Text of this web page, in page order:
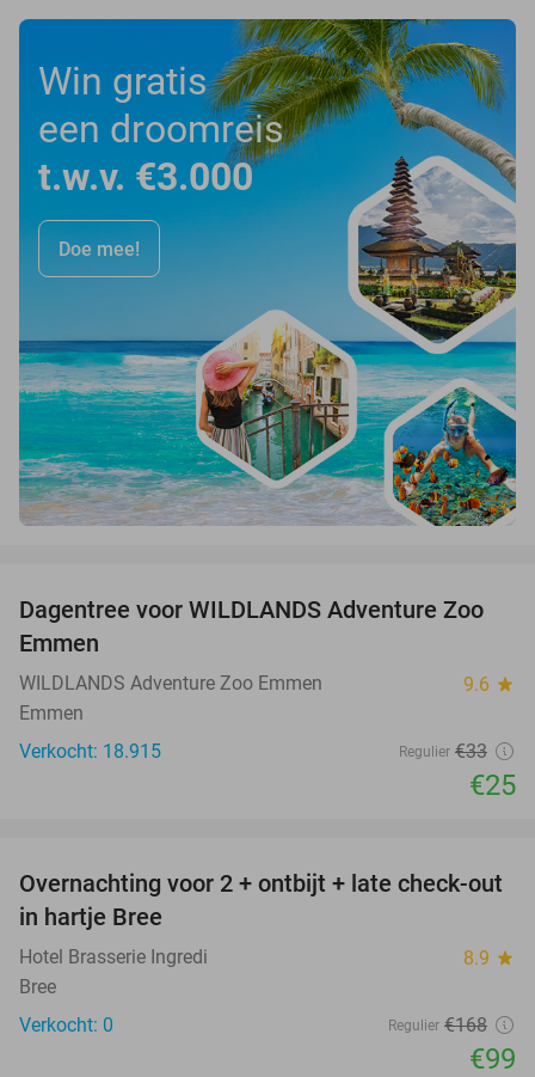
Win gratis
een droomreis
t.w.v. €3.000
Doe mee!
24%
Dagentree voor WILDLANDS Adventure Zoo
Emmen
WILDLANDS Adventure Zoo Emmen 9.6 star
Emmen
Verkocht: 18.915
Regulier €33
€25
41%
TODAY
Overnachting voor 2 + ontbijt + late check-out
in hartje Bree
Hotel Brasserie Ingredi 8.9 star
Bree
Verkocht: 0
Regulier €168
€99